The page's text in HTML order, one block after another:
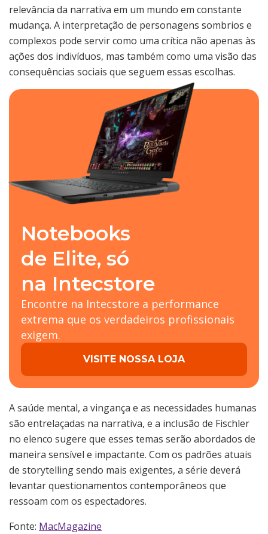
relevância da narrativa em um mundo em constante
mudança. A interpretação de personagens sombrios e
complexos pode servir como uma crítica não apenas às
ações dos indivíduos, mas também como uma visão das
consequências sociais que seguem essas escolhas.
Notebooks
de Elite, só
na Intecstore
Encontre na Intecstore a performance
extrema que os verdadeiros profissionais
exigem.
VISITE NOSSA LOJA
A saúde mental, a vingança e as necessidades humanas
são entrelaçadas na narrativa, e a inclusão de Fischler
no elenco sugere que esses temas serão abordados de
maneira sensível e impactante. Com os padrões atuais
de storytelling sendo mais exigentes, a série deverá
levantar questionamentos contemporâneos que
ressoam com os espectadores.
Fonte: MacMagazine